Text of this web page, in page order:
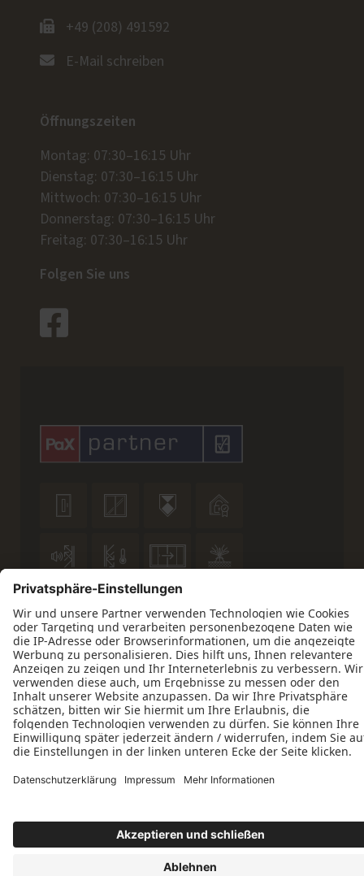
+49 (208) 491592
E-Mail schreiben
Öffnungszeiten
Montag: 07:30–16:15 Uhr
Dienstag: 07:30–16:15 Uhr
Mittwoch: 07:30–16:15 Uhr
Donnerstag: 07:30–16:15 Uhr
Freitag: 07:30–16:15 Uhr
Folgen Sie uns
  
   
 
Datenschutz Impressum
Kontakt
ift-zertifiziert